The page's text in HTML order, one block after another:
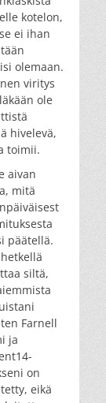
kotelon,
ei ihan
olemaan.
viritys
ole
hivelevä,
toimii.
aivan
mitä
päätellä.
siltä,
Farnell
ja
on
eikä